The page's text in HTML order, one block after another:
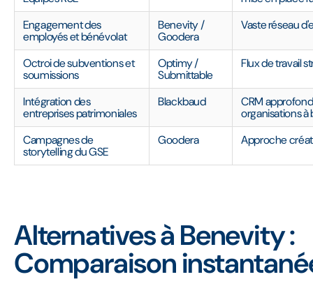
Engagement des
employés et bénévolat
Benevity /
Goodera
Vaste réseau
Octroi de subventions et
soumissions
Optimy /
Submittable
Flux de travail
Intégration des
entreprises patrimoniales
Blackbaud
CRM
organisations
Campagnes de
storytelling du GSE
Goodera Approche
Alternatives à Benevity :
Comparaison